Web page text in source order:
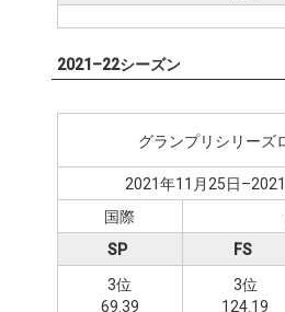
2021–22シーズン
グランプリシリーズ
2021年11月25日
国際
SP
3位
69.39
FS
3位
124.19